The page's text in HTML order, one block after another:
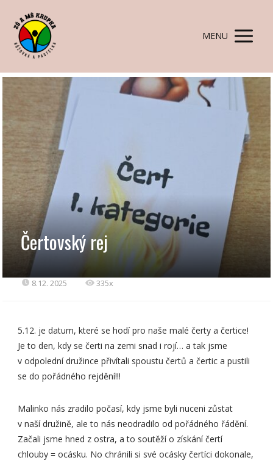
MENU
Čertovský rej
8.12. 2025 335x
5.12. je datum, které se hodí pro naše malé čerty a čertice!
Je to den, kdy se čerti na zemi snad i rojí… a tak jsme
v odpolední družince přivítali spoustu čertů a čertic a pustili
se do pořádného rejdění!!!
Malinko nás zradilo počasí, kdy jsme byli nuceni zůstat
v naší družině, ale to nás neodradilo od pořádného řádění.
Začali jsme hned z ostra, a to soutěží o získání čertí
chlouby = ocásku. No chránili si své ocásky čertíci dokonale,